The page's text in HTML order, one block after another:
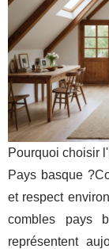
Pourquoi choisir
Pays basque
et respect
combles pays
représentent